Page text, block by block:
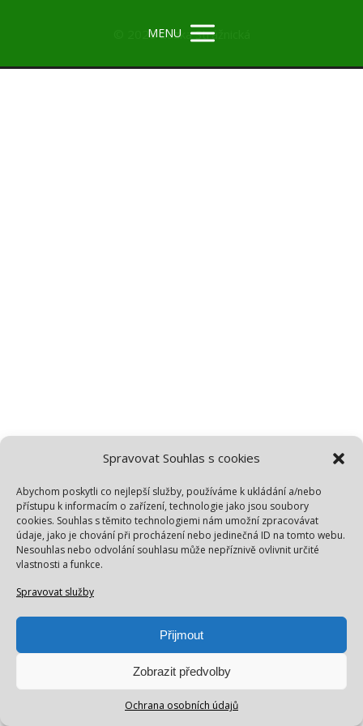
Spravovat Souhlas s cookies
Abychom poskytli co nejlepší služby, používáme k ukládání a/nebo
přístupu k informacím o zařízení, technologie jako jsou soubory
cookies. Souhlas s těmito technologiemi nám umožní zpracovávat
údaje, jako je chování při procházení nebo jedinečná ID na tomto webu.
Nesouhlas nebo odvolání souhlasu může nepříznivě ovlivnit určité
vlastnosti a funkce.
Spravovat služby
Přijmout
Zobrazit předvolby
Ochrana osobních údajů
MENU
© 2026 Zuzka Strážnická